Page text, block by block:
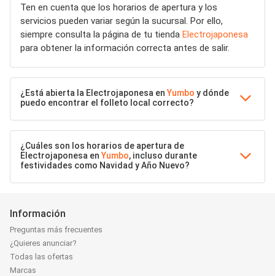
Ten en cuenta que los horarios de apertura y los
servicios pueden variar según la sucursal. Por ello,
siempre consulta la página de tu tienda Electrojaponesa
para obtener la información correcta antes de salir.
¿Está abierta la Electrojaponesa enYumbo y dónde
puedo encontrar el folleto local correcto?
¿Cuáles son los horarios de apertura de
Electrojaponesa enYumbo, incluso durante
festividades como Navidad y Año Nuevo?
Información
Preguntas más frecuentes
¿Quieres anunciar?
Todas las ofertas
Marcas